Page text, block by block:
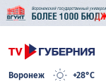
Воронеж +28°C